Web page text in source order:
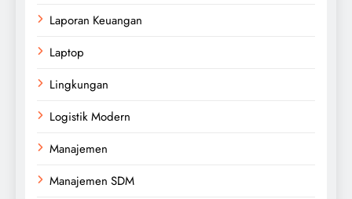
Laporan Keuangan
Laptop
Lingkungan
Logistik Modern
Manajemen
Manajemen SDM